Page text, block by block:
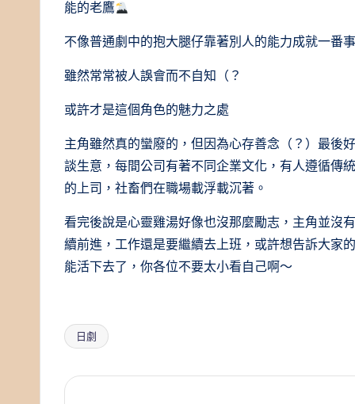
能的老鷹
不像普通劇中的抱大腿仔靠著別人的能力成就一番
雖然常常被人誤會而不自知（？
或許才是這個角色的魅力之處
主角雖然真的蠻廢的，但因為心存善念（？）最後
談生意，每間公司有著不同企業文化，有人遵循傳
的上司，社畜們在職場載浮載沉著。
看完後說是心靈雞湯好像也沒那麼勵志，主角並沒
續前進，工作還是要繼續去上班，或許想告訴大家
能活下去了，你各位不要太小看自己啊～
Tags:
日劇